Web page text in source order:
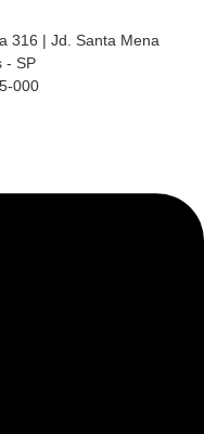
316 | Jd. Santa Mena
- SP
000